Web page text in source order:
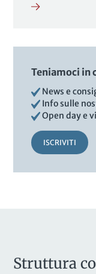
Teniamoci in
News e
Info sulle
Open day e
ISCRIVITI
Struttura